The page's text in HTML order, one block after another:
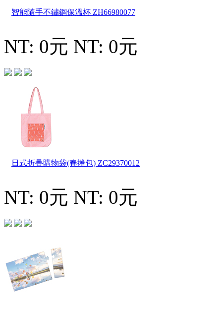
智能隨手不鏽鋼保溫杯 ZH66980077
NT: 0元 NT: 0元
日式折疊購物袋(春捲包) ZC29370012
NT: 0元 NT: 0元